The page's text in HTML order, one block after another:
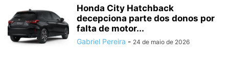
Honda City Hatchback
decepciona parte dos donos por
falta de motor...
Gabriel Pereira - 24 de maio de 2026